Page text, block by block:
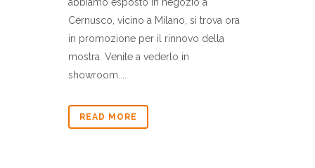
Cernusco, vicino a Milano, si trova ora
in promozione per il rinnovo della
mostra. Venite a vederlo in
showroom....
READ MORE